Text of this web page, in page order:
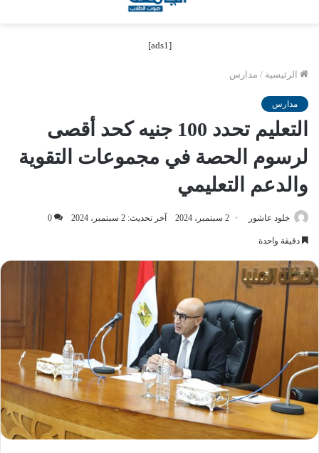
[ads1]
الرئيسية / مدارس
مدارس
التعليم تحدد 100 جنيه كحد أقصى
لرسوم الحصة في مجموعات التقوية
والدعم التعليمي
خلود عاشور 2 سبتمبر، 2024 آخر تحديث: 2 سبتمبر، 2024 0
دقيقة واحدة